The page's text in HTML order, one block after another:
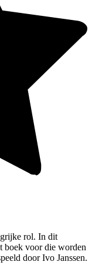
rol. In dit
boek voor die worden
door Ivo Janssen.